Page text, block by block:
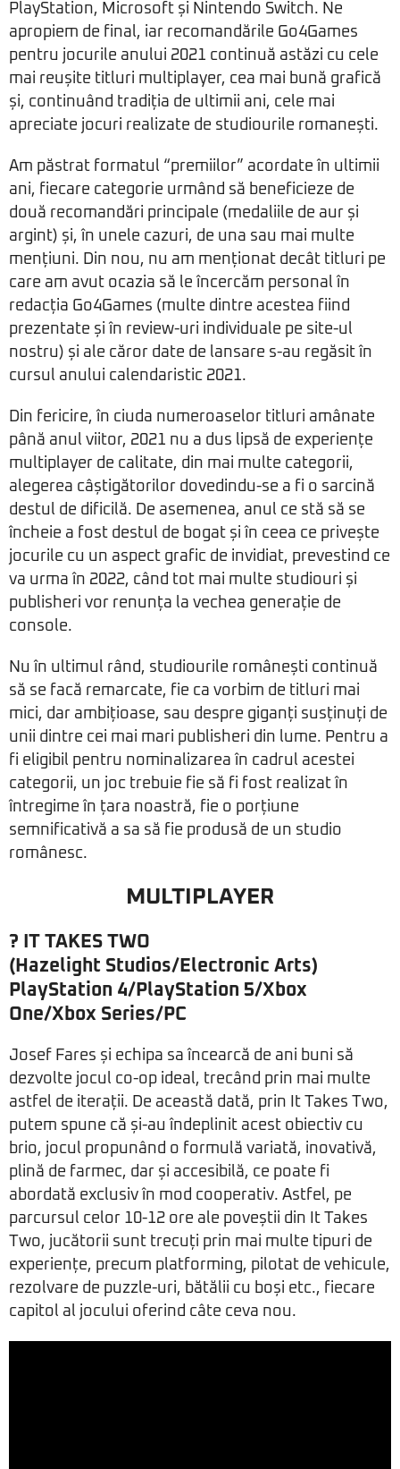
PlayStation, Microsoft și Nintendo Switch. Ne
apropiem de final, iar recomandările Go4Games
pentru jocurile anului 2021 continuă astăzi cu cele
mai reușite titluri multiplayer, cea mai bună grafică
și, continuând tradiția de ultimii ani, cele mai
apreciate jocuri realizate de studiourile romanești.
Am păstrat formatul “premiilor” acordate în ultimii
ani, fiecare categorie urmând să beneficieze de
două recomandări principale (medaliile de aur și
argint) și, în unele cazuri, de una sau mai multe
mențiuni. Din nou, nu am menționat decât titluri pe
care am avut ocazia să le încercăm personal în
redacția Go4Games (multe dintre acestea fiind
prezentate și în review-uri individuale pe site-ul
nostru) și ale căror date de lansare s-au regăsit în
cursul anului calendaristic 2021.
Din fericire, în ciuda numeroaselor titluri amânate
până anul viitor, 2021 nu a dus lipsă de experiențe
multiplayer de calitate, din mai multe categorii,
alegerea câștigătorilor dovedindu-se a fi o sarcină
destul de dificilă. De asemenea, anul ce stă să se
încheie a fost destul de bogat și în ceea ce privește
jocurile cu un aspect grafic de invidiat, prevestind ce
va urma în 2022, când tot mai multe studiouri și
publisheri vor renunța la vechea generație de
console.
Nu în ultimul rând, studiourile românești continuă
să se facă remarcate, fie ca vorbim de titluri mai
mici, dar ambițioase, sau despre giganți susținuți de
unii dintre cei mai mari publisheri din lume. Pentru a
fi eligibil pentru nominalizarea în cadrul acestei
categorii, un joc trebuie fie să fi fost realizat în
întregime în țara noastră, fie o porțiune
semnificativă a sa să fie produsă de un studio
românesc.
MULTIPLAYER
? IT TAKES TWO
(Hazelight Studios/Electronic Arts)
PlayStation 4/PlayStation 5/Xbox
One/Xbox Series/PC
Josef Fares și echipa sa încearcă de ani buni să
dezvolte jocul co-op ideal, trecând prin mai multe
astfel de iterații. De această dată, prin It Takes Two,
putem spune că și-au îndeplinit acest obiectiv cu
brio, jocul propunând o formulă variată, inovativă,
plină de farmec, dar și accesibilă, ce poate fi
abordată exclusiv în mod cooperativ. Astfel, pe
parcursul celor 10-12 ore ale poveștii din It Takes
Two, jucătorii sunt trecuți prin mai multe tipuri de
experiențe, precum platforming, pilotat de vehicule,
rezolvare de puzzle-uri, bătălii cu boși etc., fiecare
capitol al jocului oferind câte ceva nou.